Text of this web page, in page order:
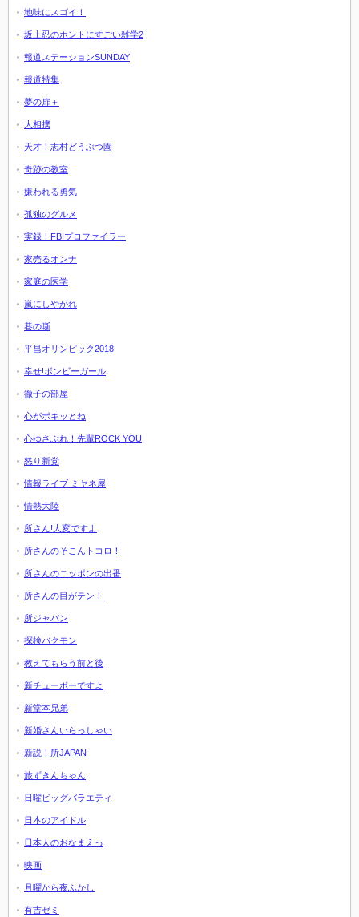
地味にスゴイ！
坂上忍のホントにすごい雑学2
報道ステーションSUNDAY
報道特集
夢の扉＋
大相撲
天才！志村どうぶつ園
奇跡の教室
嫌われる勇気
孤独のグルメ
実録！FBIプロファイラー
家売るオンナ
家庭の医学
嵐にしやがれ
巷の噺
平昌オリンピック2018
幸せ!ボンビーガール
徹子の部屋
心がポキッとね
心ゆさぶれ！先輩ROCK YOU
怒り新党
情報ライブ ミヤネ屋
情熱大陸
所さん!大変ですよ
所さんのそこんトコロ！
所さんのニッポンの出番
所さんの目がテン！
所ジャパン
探検バクモン
教えてもらう前と後
新チューボーですよ
新堂本兄弟
新婚さんいらっしゃい
新説！所JAPAN
旅ずきんちゃん
日曜ビッグバラエティ
日本のアイドル
日本人のおなまえっ
映画
月曜から夜ふかし
有吉ゼミ